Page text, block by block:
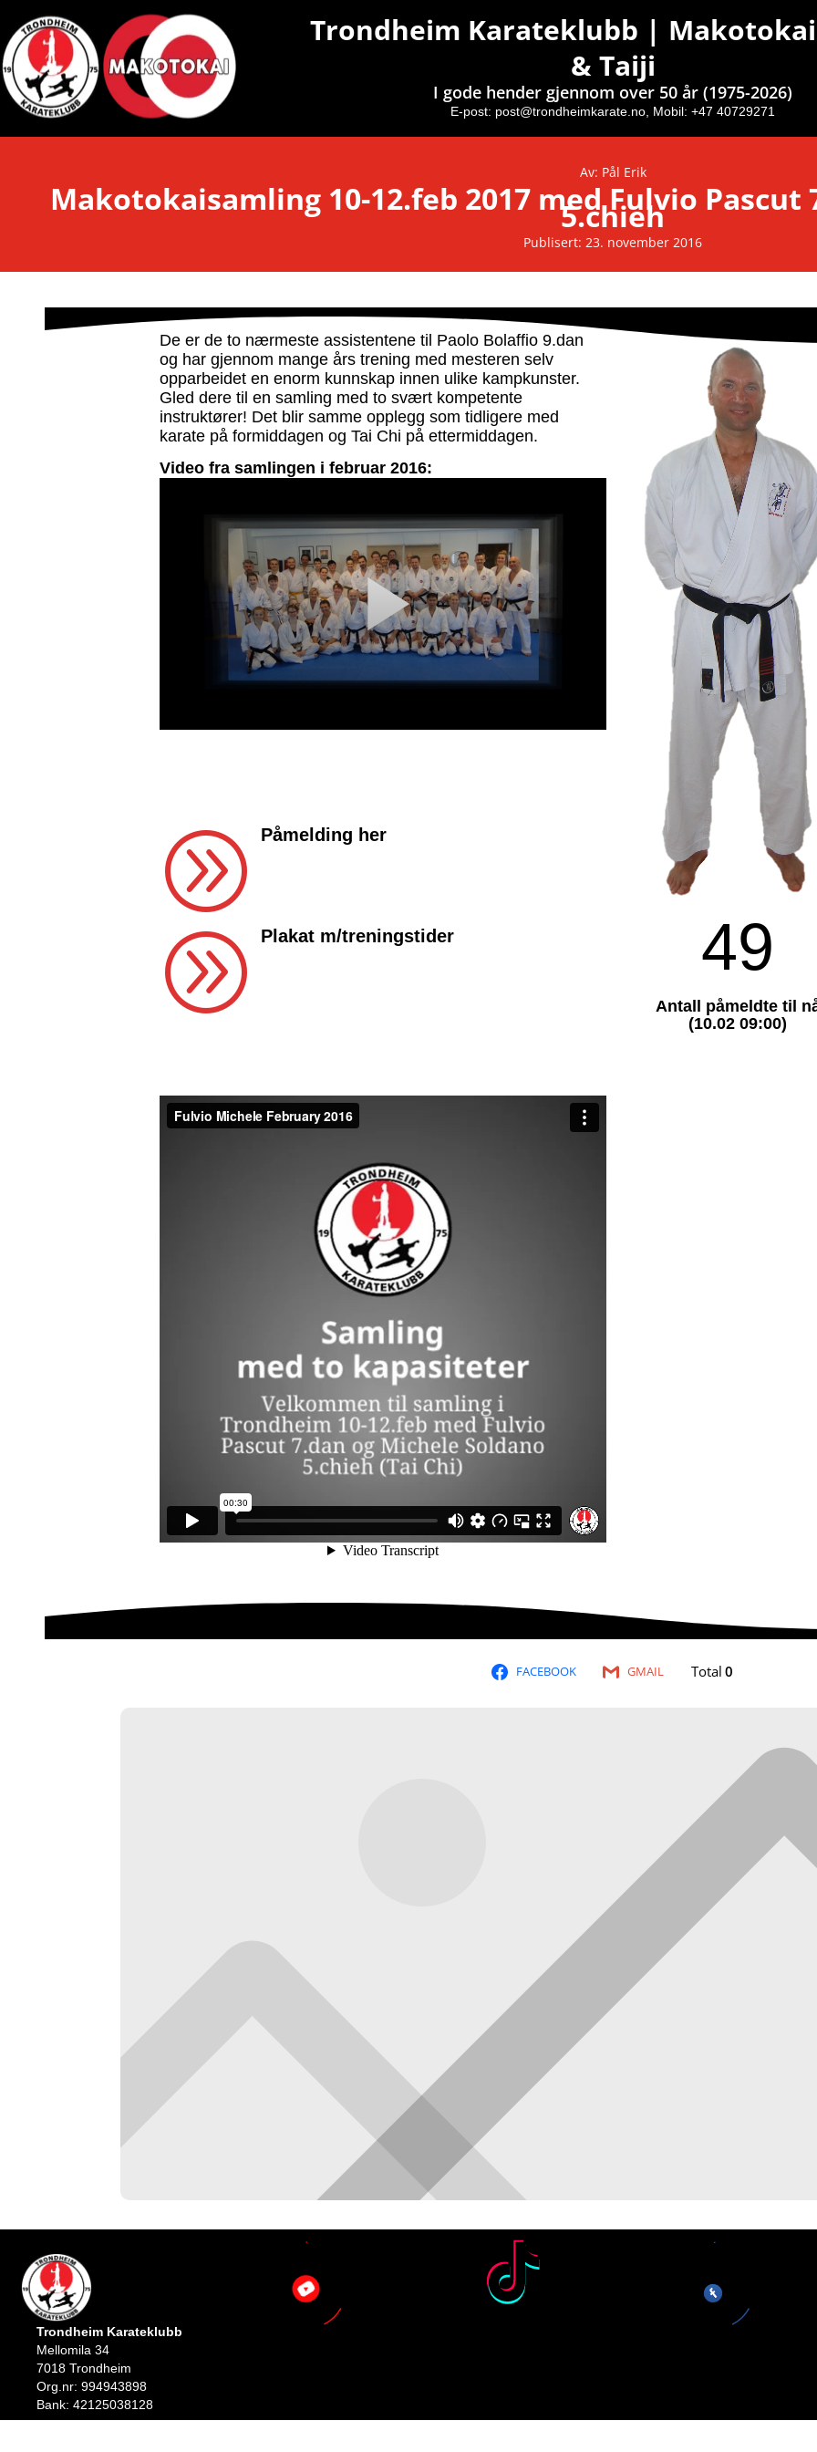
Trondheim Karateklubb |
& Taiji
I gode hender gjennom over 50 år (1975-2026)
E-post: post@trondheimkarate.no, Mobil: +47 40729271
Av: Pål Erik
Makotokaisamling 10-12.feb 2017 med Fulvio Pascut
5.chieh
Publisert: 23. november 2016
De er de to nærmeste assistentene til Paolo Bolaffio 9.dan
og har gjennom mange års trening med mesteren selv
opparbeidet en enorm kunnskap innen ulike kampkunster.
Gled dere til en samling med to svært kompetente
instruktører! Det blir samme opplegg som tidligere med
karate på formiddagen og Tai Chi på ettermiddagen.
Video fra samlingen i februar 2016:
A Påmelding her
A Plakat m/treningstider 49
Antall påmeldte til
(10.02 09:00)
FACEBOOK GMAIL Total 0
Trondheim Karateklubb
Mellomila 34
7018 Trondheim
Org.nr: 994943898
Bank: 42125038128